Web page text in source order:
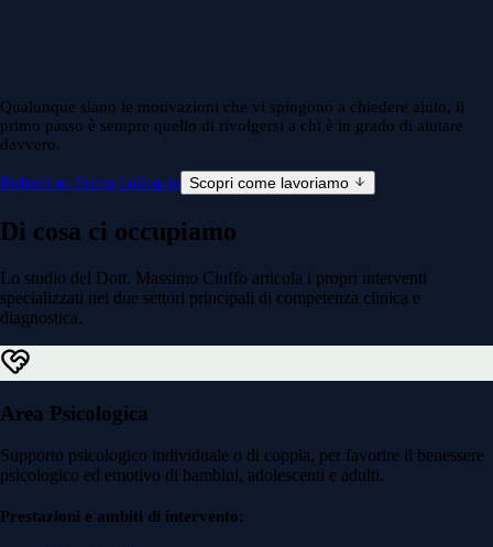
Qualunque siano le motivazioni che vi spingono a chiedere aiuto, il
primo passo è sempre quello di rivolgersi a chi è in grado di aiutare
davvero.
Richiedi un Primo Colloquio Scopri come lavoriamo
Di cosa ci occupiamo
Lo studio del Dott. Massimo Ciuffo articola i propri interventi
specializzati nei due settori principali di competenza clinica e
diagnostica.
Area Psicologica
Supporto psicologico individuale o di coppia, per favorire il benessere
psicologico ed emotivo di bambini, adolescenti e adulti.
Prestazioni e ambiti di intervento: